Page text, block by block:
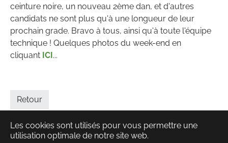
Les cookies sont utilisés pour vous permettre une
utilisation optimale de notre site web.
ceinture noire, un nouveau 2ème dan, et d'autres
candidats ne sont plus qu'à une longueur de leur
prochain grade. Bravo à tous, ainsi qu'à toute l'équipe
technique ! Quelques photos du week-end en
cliquant ICI ...
Retour